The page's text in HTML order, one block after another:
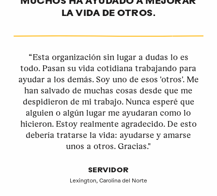
LA VIDA DE OTROS.
“Esta organización sin lugar a dudas lo es
todo. Pasan su vida cotidiana trabajando para
ayudar a los demás. Soy uno de esos 'otros'. Me
han salvado de muchas cosas desde que me
despidieron de mi trabajo. Nunca esperé que
alguien o algún lugar me ayudaran como lo
hicieron. Estoy realmente agradecido. De esto
debería tratarse la vida: ayudarse y amarse
unos a otros. Gracias."
SERVIDOR
Lexington, Carolina del Norte